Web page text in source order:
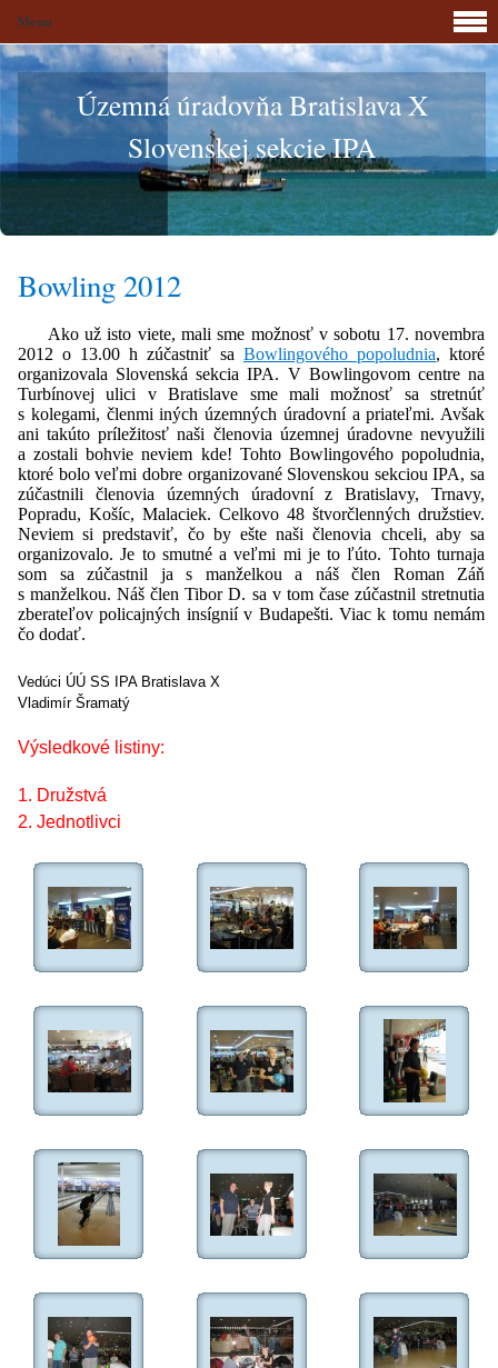
Územná úradovňa Bratislava X
Slovenskej sekcie IPA
Bowling 2012
Ako už isto viete, mali sme možnosť v sobotu 17. novembra
2012 o 13.00 h zúčastniť sa Bowlingového popoludnia, ktoré
organizovala Slovenská sekcia IPA. V Bowlingovom centre na
Turbínovej ulici v Bratislave sme mali možnosť sa stretnúť
s kolegami, členmi iných územných úradovní a priateľmi. Avšak
ani takúto príležitosť naši členovia územnej úradovne nevyužili
a zostali bohvie neviem kde! Tohto Bowlingového popoludnia,
ktoré bolo veľmi dobre organizované Slovenskou sekciou IPA, sa
zúčastnili členovia územných úradovní z Bratislavy, Trnavy,
Popradu, Košíc, Malaciek. Celkovo 48 štvorčlenných družstiev.
Neviem si predstaviť, čo by ešte naši členovia chceli, aby sa
organizovalo. Je to smutné a veľmi mi je to ľúto. Tohto turnaja
som sa zúčastnil ja s manželkou a náš člen Roman Záň
s manželkou. Náš člen Tibor D. sa v tom čase zúčastnil stretnutia
zberateľov policajných insígnií v Budapešti. Viac k tomu nemám
čo dodať.
Vedúci ÚÚ SS IPA Bratislava X
Vladimír Šramatý
Výsledkové listiny:
1. Družstvá
2. Jednotlivci
Menu